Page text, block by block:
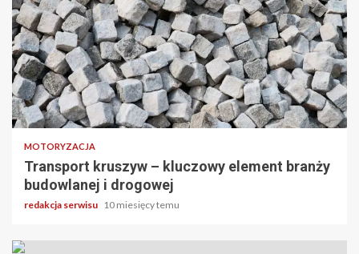
3 min odczytu
MOTORYZACJA
Transport kruszyw – kluczowy element branży
budowlanej i drogowej
redakcja serwisu 10 miesięcy temu